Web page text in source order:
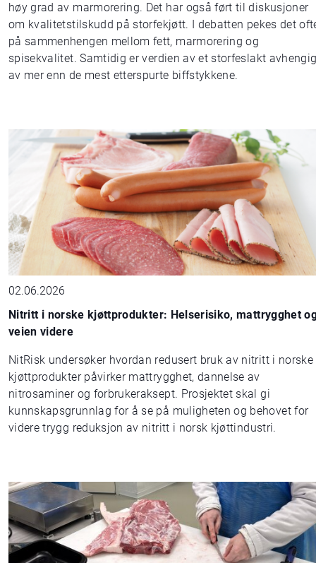
høy grad av marmorering. Det har også ført til diskusjoner
om kvalitetstilskudd på storfekjøtt. I debatten pekes det
på sammenhengen mellom fett, marmorering og
spisekvalitet. Samtidig er verdien av et storfeslakt
av mer enn de mest etterspurte biffstykkene.
02.06.2026
Nitritt i norske kjøttprodukter: Helserisiko, mattrygghet
veien videre
NitRisk undersøker hvordan redusert bruk av nitritt i norske
kjøttprodukter påvirker mattrygghet, dannelse av
nitrosaminer og forbrukeraksept. Prosjektet skal gi
kunnskapsgrunnlag for å se på muligheten og behovet for
videre trygg reduksjon av nitritt i norsk kjøttindustri.